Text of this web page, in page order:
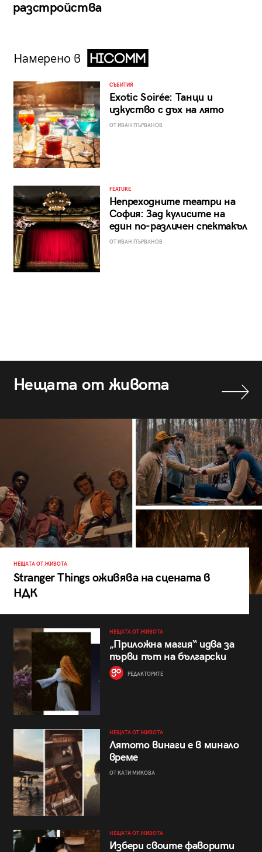
разстройства
Намерено в
СЪБИТИЯ
Exotic Soirée: Танци и
изкуство с дъх на лято
ОТ ИВАН ПЪРВАНОВ
FEATURE
Непреходните театри на
София: Зад кулисите на
един по-различен спектакъл
ОТ ИВАН ПЪРВАНОВ
Нещата от живота
НЕЩАТА ОТ ЖИВОТА
Stranger Things оживява на сцената в
НДК
НЕЩАТА ОТ ЖИВОТА
„Приложна магия“ идва за
първи път на български
РЕДАКТОРИТЕ
НЕЩАТА ОТ ЖИВОТА
Лятото винаги е в минало
време
ОТ КАТИ МИКОВА
НЕЩАТА ОТ ЖИВОТА
Избери своите фаворити